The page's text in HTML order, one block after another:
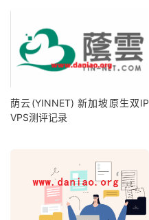
荫云(YINNET) 新加坡原生双IP
VPS测评记录